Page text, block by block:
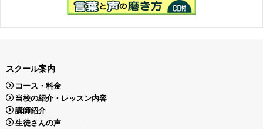
スクール案内
コース・料金
当校の紹介・レッスン内容
講師紹介
生徒さんの声